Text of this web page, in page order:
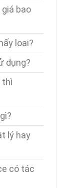
giá bao
loại?
dụng?
thì
lý hay
có tác